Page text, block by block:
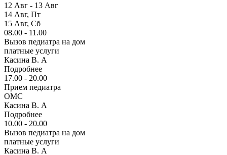
12 Авг - 13 Авг
14 Авг, Пт
15 Авг, Сб
08.00 - 11.00
Вызов педиатра на дом
платные услуги
Касина В. А
Подробнее
17.00 - 20.00
Прием педиатра
ОМС
Касина В. А
Подробнее
10.00 - 20.00
Вызов педиатра на дом
платные услуги
Касина В. А